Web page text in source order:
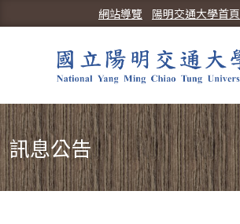
陽明交通大學首頁
網站導覽
訊息公告